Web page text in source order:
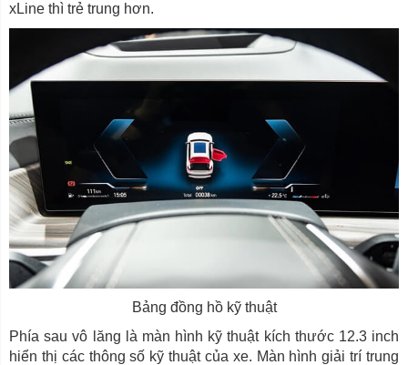
xLine thì trẻ trung hơn.
Bảng đồng hồ kỹ thuật
Phía sau vô lăng là màn hình kỹ thuật kích thước 12.3 inch
hiển thị các thông số kỹ thuật của xe. Màn hình giải trí trung